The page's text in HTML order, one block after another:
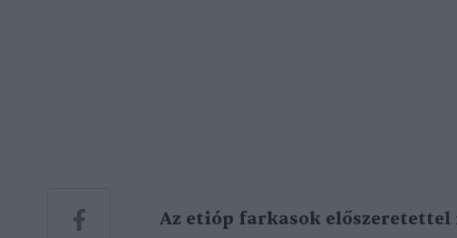
Az etióp farkasok